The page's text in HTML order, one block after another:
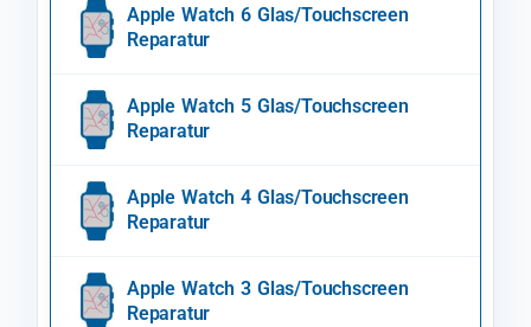
Apple Watch 6 Glas/Touchscreen
Reparatur
Apple Watch 5 Glas/Touchscreen
Reparatur
Apple Watch 4 Glas/Touchscreen
Reparatur
Apple Watch 3 Glas/Touchscreen
Reparatur